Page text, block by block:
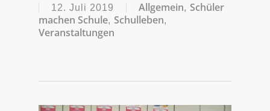
12. Juli 2019 Allgemein, Schüler
machen Schule, Schulleben,
Veranstaltungen